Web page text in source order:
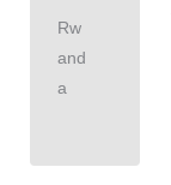
Rw
and
a